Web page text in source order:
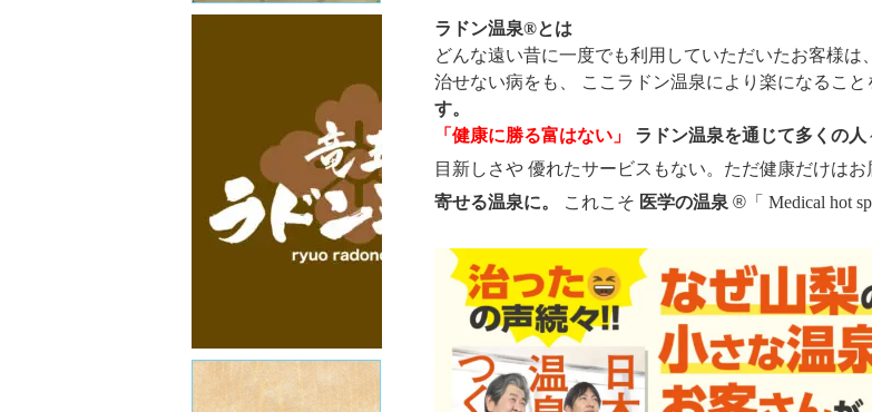
ラドン温泉®とは
どんな遠い昔に一度でも利用していただいたお客様
治せない病をも、 ここラドン温泉により楽になるこ
す。
「健康に勝る富はない」
ラドン温泉を通じて多くの
目新しさや 優れたサービスもない。ただ健康だけは
寄せる温泉に。
これこそ 医学の温泉 ® 「 Medical hot